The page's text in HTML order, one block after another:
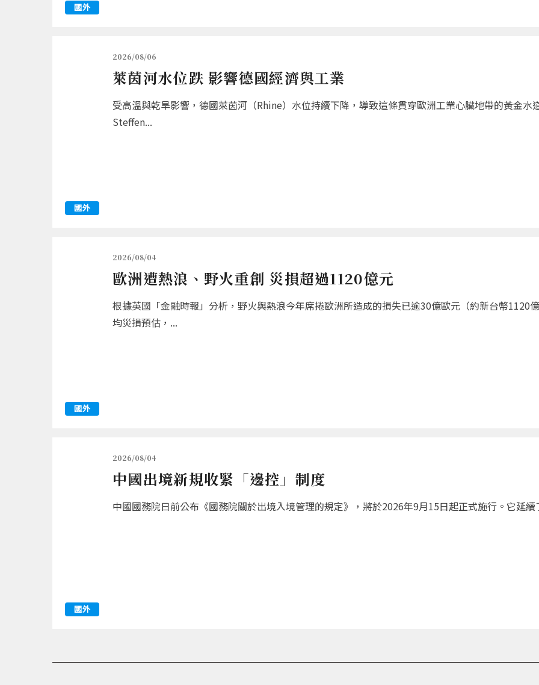
國外
2026/08/06
萊茵河水位跌 影響德國經濟與工業
受高溫與乾旱影響，德國萊茵河（Rhine）水位持續下降，導致這條貫穿歐洲工業心臟地帶的黃金水
Steffen...
國外
2026/08/04
歐洲遭熱浪、野火重創 災損超過1120億元
根據英國「金融時報」分析，野火與熱浪今年席捲歐洲所造成的損失已逾30億歐元（約新台幣1120
均災損預估，...
國外
2026/08/04
中國出境新規收緊「邊控」制度
中國國務院日前公布《國務院關於出境入境管理的規定》，將於2026年9月15日起正式施行。它延
國外